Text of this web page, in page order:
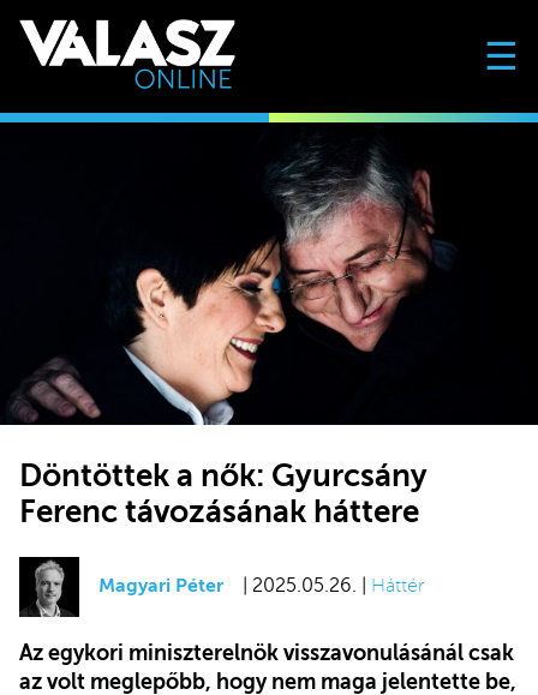
☰
Döntöttek a nők: Gyurcsány
Ferenc távozásának háttere
Magyari Péter | 2025.05.26. | Háttér
Az egykori miniszterelnök visszavonulásánál csak
az volt meglepőbb, hogy nem maga jelentette be,